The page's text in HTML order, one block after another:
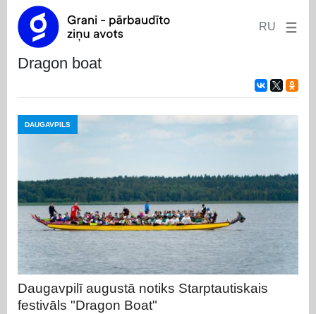
RU
dragon boat
DAUGAVPILS
Daugavpilī augustā notiks Starptautiskais
festivāls "Dragon Boat"